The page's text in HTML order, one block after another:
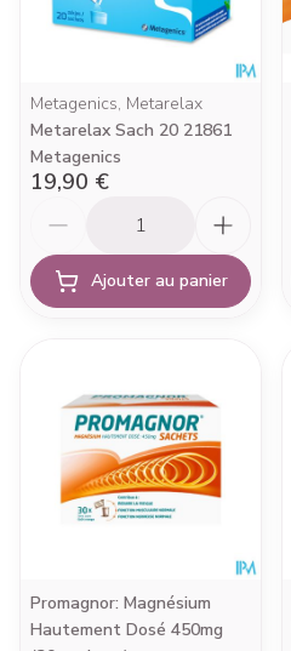
Metagenics, Metarelax
Metarelax Sach 20 21861
Metagenics
19,90 €
Ajouter au panier
Promagnor: Magnésium
Hautement Dosé 450mg